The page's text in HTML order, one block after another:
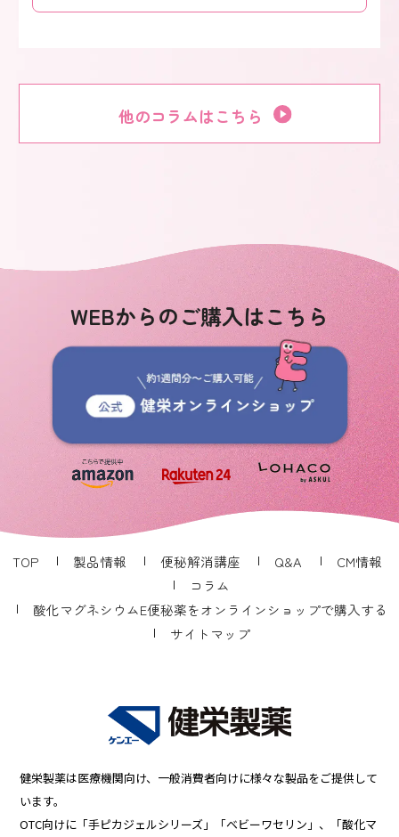
他のコラムはこちら
WEBからのご購入はこちら
TOP 製品情報 便秘解消講座 Q&A
CM情報
コラム
酸化マグネシウムE便秘薬をオンラインショップで購入する
サイトマップ
健栄製薬は医療機関向け、一般消費者向けに様々な製品をご提供して
います。
OTC向けに「手ピカジェルシリーズ」「ベビーワセリン」、「酸化マ